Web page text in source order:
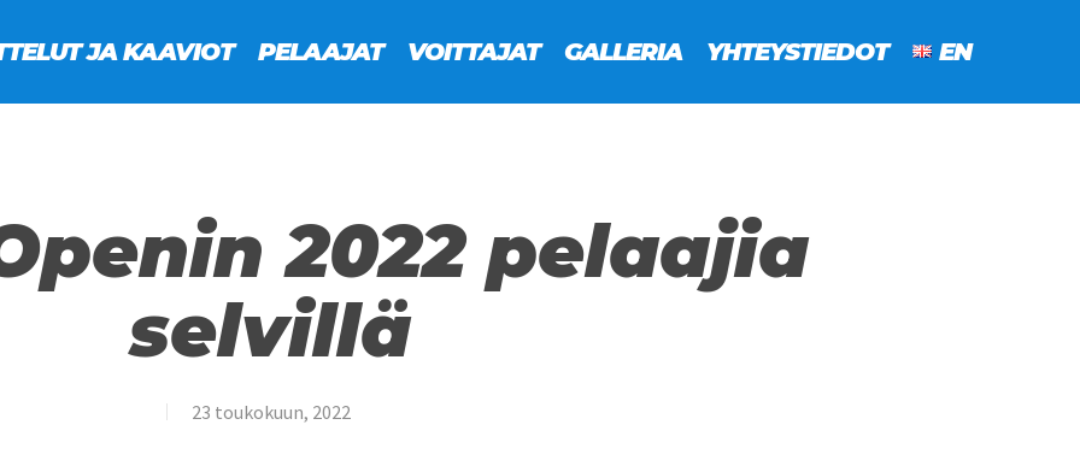
JA KAAVIOT PELAAJAT VOITTAJAT GALLERIA YHTEYSTIEDOT EN
2022 pelaajia
selvillä
23 toukokuun, 2022